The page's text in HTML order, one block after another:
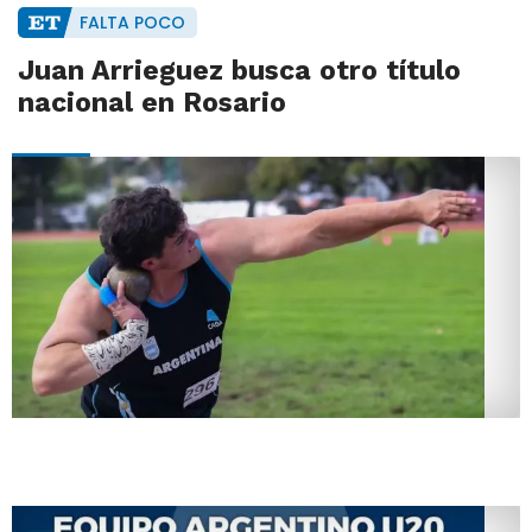
FALTA POCO
Juan Arrieguez busca otro título
nacional en Rosario